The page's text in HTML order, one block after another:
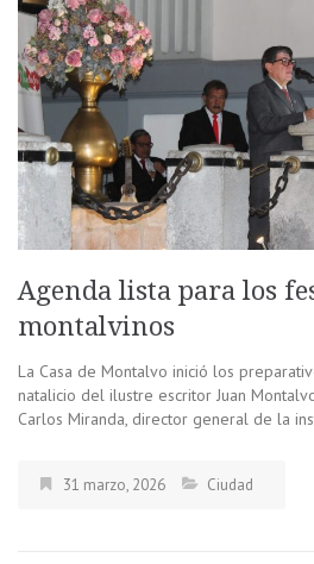
Agenda lista para los
montalvinos
La Casa de Montalvo inició los
natalicio del ilustre escritor Juan
Carlos Miranda, director general de la
31 marzo, 2026 Ciudad